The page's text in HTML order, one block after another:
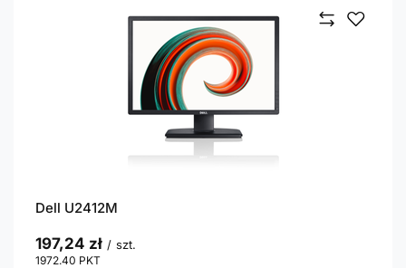
Dell U2412M
197,24 zł / szt.
1972.40 PKT